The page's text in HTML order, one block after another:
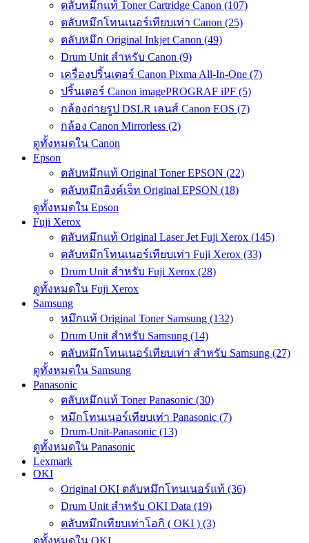
ตลับหมึกแท้ Toner Cartridge Canon (107)
ตลับหมึกโทนเนอร์เทียบเท่า Canon (25)
ตลับหมึก Original Inkjet Canon (49)
Drum Unit สำหรับ Canon (9)
เครื่องปริ้นเตอร์ Canon Pixma All-In-One (7)
ปริ้นเตอร์ Canon imagePROGRAF iPF (5)
กล้องถ่ายรูป DSLR เลนส์ Canon EOS (7)
กล้อง Canon Mirrorless (2)
ดูทั้งหมดใน Canon
Epson
ตลับหมึกแท้ Original Toner EPSON (22)
ตลับหมึกอิงค์เจ็ท Original EPSON (18)
ดูทั้งหมดใน Epson
Fuji Xerox
ตลับหมึกแท้ Original Laser Jet Fuji Xerox (145)
ตลับหมึกโทนเนอร์เทียบเท่า Fuji Xerox (33)
Drum Unit สำหรับ Fuji Xerox (28)
ดูทั้งหมดใน Fuji Xerox
Samsung
หมึกแท้ Original Toner Samsung (132)
Drum Unit สำหรับ Samsung (14)
ตลับหมึกโทนเนอร์เทียบเท่า สำหรับ Samsung (27)
ดูทั้งหมดใน Samsung
Panasonic
ตลับหมึกแท้ Toner Panasonic (30)
หมึกโทนเนอร์เทียบเท่า Panasonic (7)
Drum-Unit-Panasonic (13)
ดูทั้งหมดใน Panasonic
Lexmark
OKI
Original OKI ตลับหมึกโทนเนอร์แท้ (36)
Drum Unit สำหรับ OKI Data (19)
ตลับหมึกเทียบเท่าโอกิ ( OKI ) (3)
ดูทั้งหมดใน OKI